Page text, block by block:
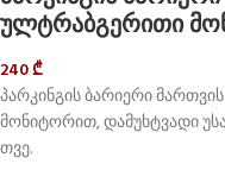
ულტრაბგერითი
240₾
პარკინგის ბარიერი
მონიტორით, დამუხტვადი
თვე.